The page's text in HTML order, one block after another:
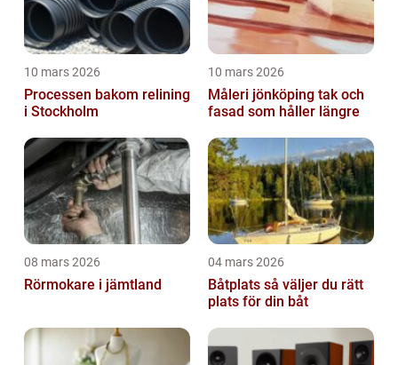
10 mars 2026
Processen bakom relining
i Stockholm
10 mars 2026
Måleri jönköping tak och
fasad som håller längre
08 mars 2026
Rörmokare i jämtland
04 mars 2026
Båtplats så väljer du rätt
plats för din båt